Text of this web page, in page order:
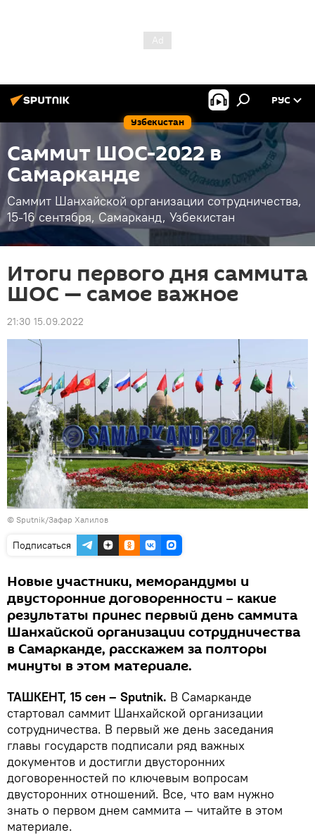
Узбекистан
РУС
Саммит ШОС-2022 в
Самарканде
Саммит Шанхайской организации сотрудничества,
15-16 сентября, Самарканд, Узбекистан
Итоги первого дня саммита
ШОС — самое важное
21:30 15.09.2022
© Sputnik/Зафар Халилов
Подписаться
Новые участники, меморандумы и
двусторонние договоренности – какие
результаты принес первый день саммита
Шанхайской организации сотрудничества
в Самарканде, расскажем за полторы
минуты в этом материале.
ТАШКЕНТ, 15 сен – Sputnik. В Самарканде
стартовал саммит Шанхайской организации
сотрудничества. В первый же день заседания
главы государств подписали ряд важных
документов и достигли двусторонних
договоренностей по ключевым вопросам
двусторонних отношений. Все, что вам нужно
знать о первом днем саммита — читайте в этом
материале.